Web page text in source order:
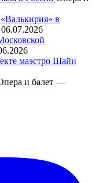
в
маэстро Шайи
и балет —